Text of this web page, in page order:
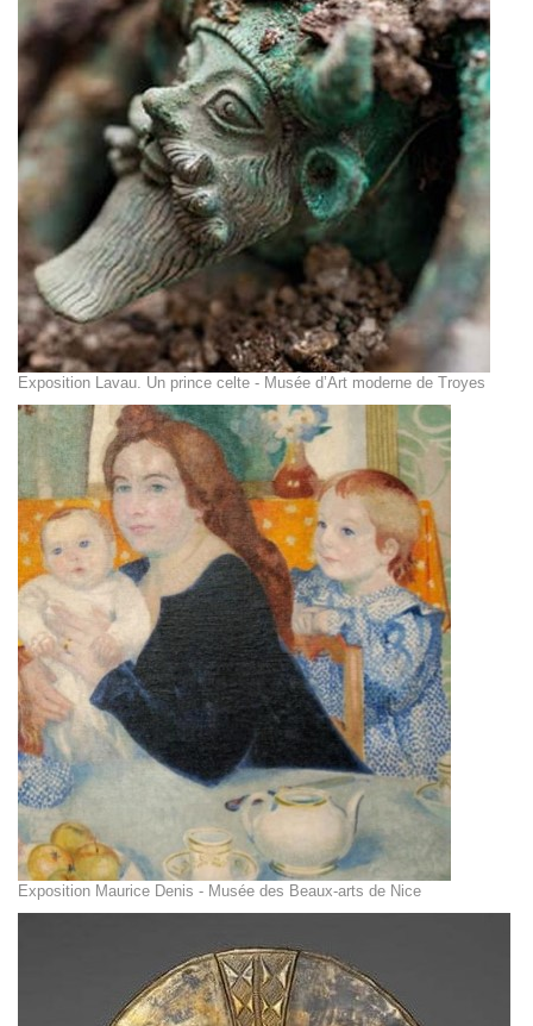
Exposition Lavau. Un prince celte - Musée d’Art moderne de Troyes
Exposition Maurice Denis - Musée des Beaux-arts de Nice